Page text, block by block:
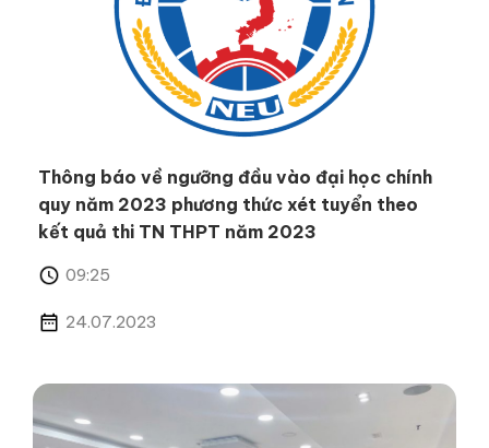
Thông báo về ngưỡng đầu vào đại học chính
quy năm 2023 phương thức xét tuyển theo
kết quả thi TN THPT năm 2023
09:25
24.07.2023